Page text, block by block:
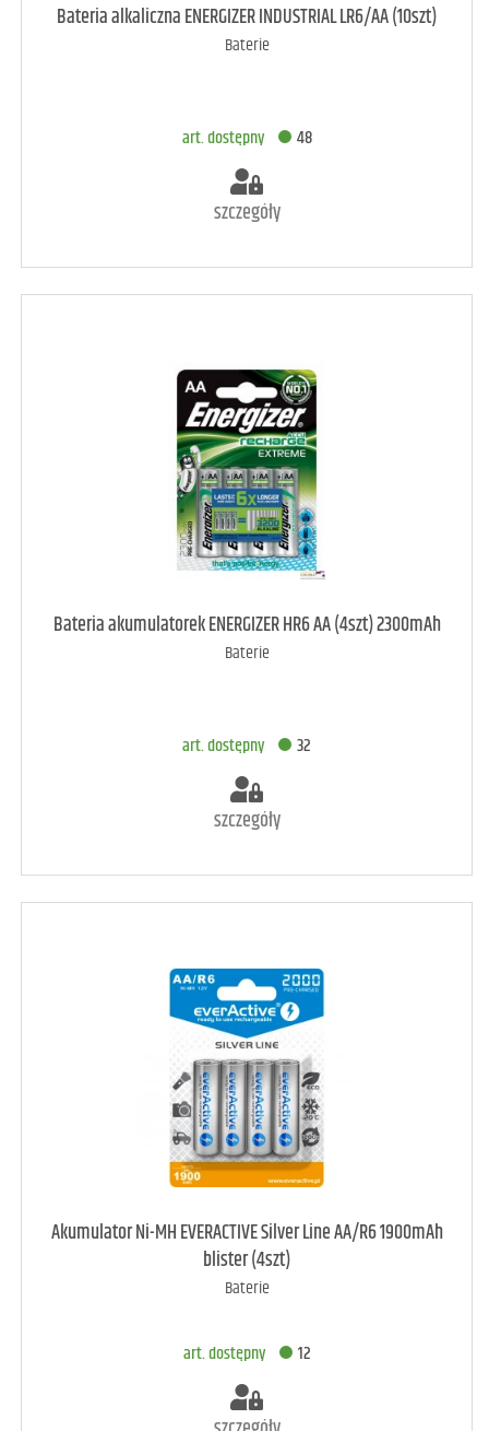
art. dostępny 70
Bateria alkaliczna ENERGIZER INDUSTRIAL LR6/AA (10szt)
Baterie
art. dostępny 48
szczegóły
art. dostępny 48
Bateria akumulatorek ENERGIZER HR6 AA (4szt) 2300mAh
Baterie
art. dostępny 32
szczegóły
art. dostępny 32
Akumulator Ni-MH EVERACTIVE Silver Line AA/R6 1900mAh
blister (4szt)
Baterie
art. dostępny 12